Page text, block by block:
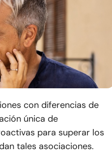
con diferencias de
única de
para superar los
tales asociaciones.